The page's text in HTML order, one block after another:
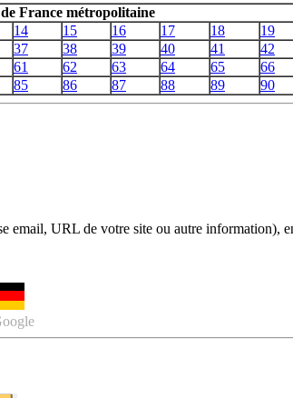
France métropolitaine
14 15 16 17 18 19
37 38 39 40 41 42
61 62 63 64 65 66
85 86 87 88 89 90
email, URL de votre site ou autre information),